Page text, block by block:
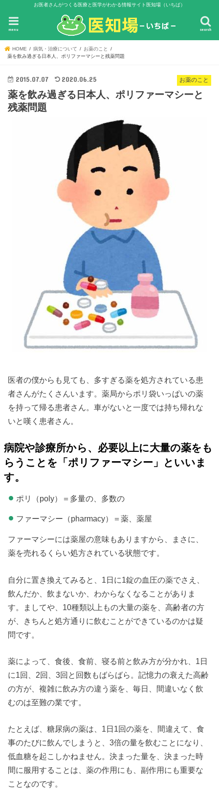
お医者さんがつくる医療と医学がわかる情報サイト医知場（いちば）
search
menu
HOME 病気・治療について
お薬のこと
薬を飲み過ぎる日本人、ポリファーマシーと残薬問題
お薬のこと
2015.07.07 2020.06.25
薬を飲み過ぎる日本人、ポリファーマシーと
残薬問題
医者の僕からも見ても、多すぎる薬を処方されている患
者さんがたくさんいます。薬局からポリ袋いっぱいの薬
を持って帰る患者さん。車がないと一度では持ち帰れな
いと嘆く患者さん。
病院や診療所から、必要以上に大量の薬をも
らうことを「ポリファーマシー」といいま
す。
ポリ（poly）＝多量の、多数の
ファーマシー（pharmacy）＝薬、薬屋
ファーマシーには薬屋の意味もありますから、まさに、
薬を売れるくらい処方されている状態です。
自分に置き換えてみると、1日に1錠の血圧の薬でさえ、
飲んだか、飲まないか、わからなくなることがありま
す。ましてや、10種類以上もの大量の薬を、高齢者の方
が、きちんと処方通りに飲むことができているのかは疑
問です。
薬によって、食後、食前、寝る前と飲み方が分かれ、1日
に1回、2回、3回と回数もばらばら。記憶力の衰えた高齢
の方が、複雑に飲み方の違う薬を、毎日、間違いなく飲
むのは至難の業です。
たとえば、糖尿病の薬は、1日1回の薬を、間違えて、食
事のたびに飲んでしまうと、3倍の量を飲むことになり、
低血糖を起こしかねません。決まった量を、決まった時
間に服用することは、薬の作用にも、副作用にも重要な
ことなのです。